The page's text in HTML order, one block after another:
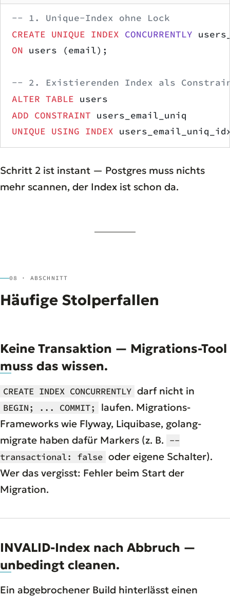
-- 1. Unique-Index ohne Lock
CREATE UNIQUE INDEX CONCURRENTLY
ON users (email);
-- 2. Existierenden Index als
ALTER TABLE users
ADD CONSTRAINT users_email_uniq
UNIQUE USING INDEX
Schritt 2 ist instant — Postgres muss nichts
mehr scannen, der Index ist schon da.
08 · ABSCHNITT
Häufige Stolperfallen
Keine Transaktion — Migrations-Tool
muss das wissen.
CREATE INDEX CONCURRENTLY darf nicht in
BEGIN; ... COMMIT;
laufen. Migrations-
Frameworks wie Flyway, Liquibase, golang-
migrate haben dafür Markers (z. B. --
transactional: false oder eigene Schalter).
Wer das vergisst: Fehler beim Start der
Migration.
INVALID-Index nach Abbruch —
unbedingt cleanen.
Ein abgebrochener Build hinterlässt einen